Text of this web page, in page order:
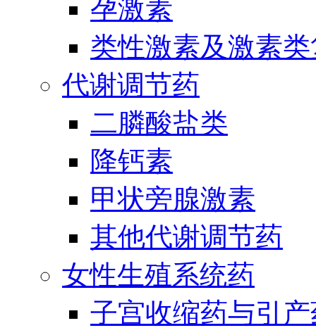
孕激素
类性激素及激素
代谢调节药
二膦酸盐类
降钙素
甲状旁腺激素
其他代谢调节药
女性生殖系统药
子宫收缩药与引